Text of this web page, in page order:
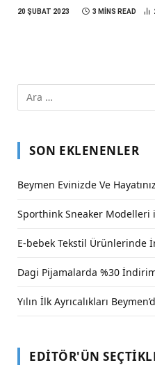
20 ŞUBAT 2023 3 MINS READ
SON EKLENENLER
Beymen Evinizde Ve
Sporthink Sneaker Modelleri
E-bebek Tekstil Ürünlerinde
Dagi Pijamalarda %30
Yılın İlk Ayrıcalıkları
EDITÖR'ÜN